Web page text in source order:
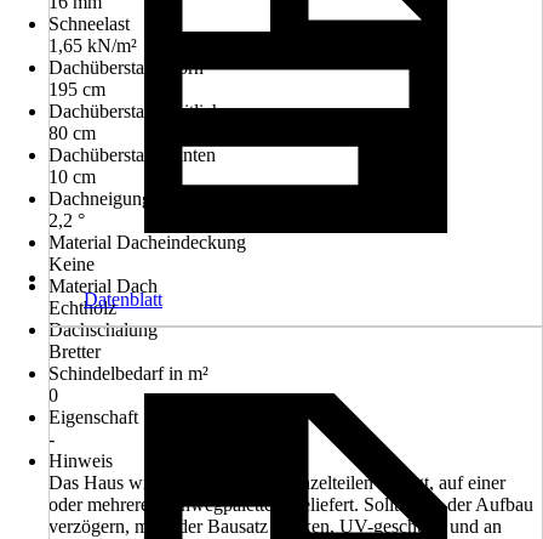
Schneelast
1,65 kN/m²
Dachüberstand vorn
195 cm
Dachüberstand seitlich
80 cm
Dachüberstand hinten
10 cm
Dachneigung
2,2 °
Material Dacheindeckung
Keine
Material Dach
Echtholz
Dachschalung
Bretter
Schindelbedarf in m²
0
Eigenschaft
-
Hinweis
Das Haus wird als Bausatz, in Einzelteilen zerlegt, auf einer
oder mehreren Einwegpalette/n geliefert. Sollte sich der Aufbau
verzögern, muss der Bausatz trocken, UV-geschützt und an
Datenblatt